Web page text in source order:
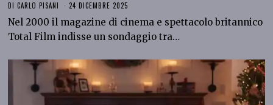
DICARLO PISANI 24 DICEMBRE 2025
Nel 2000 il magazine di cinema e spettacolo britannico
Total Film indisse un sondaggio tra…